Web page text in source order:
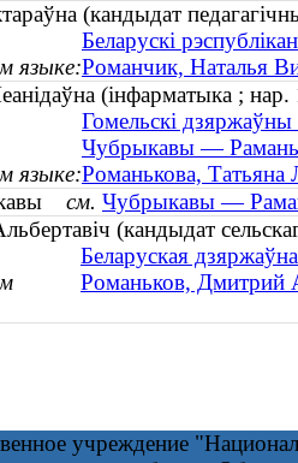
(кандыдат
Беларускі
языке:Романчик, Наталья
(інфарматыка ;
Гомельскі дзяржаўны
Чубрыкавы —
языке:Романькова,
см. Чубрыкавы —
(кандыдат
Беларуская
Романьков, Дмитрий
учреждение